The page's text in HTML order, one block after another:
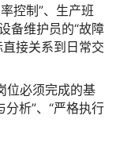
控制”、生产班
备维护员的“故障
接关系到日常交
位必须完成的基
析”、“严格执行